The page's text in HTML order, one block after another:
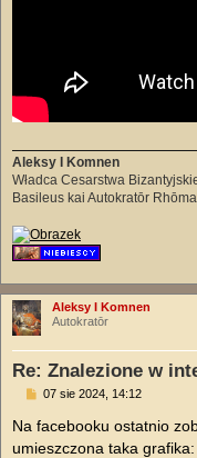
Aleksy I Komnen
Władca Cesarstwa
Basileus kai Autokratōr
Aleksy I Komnen
Autokratōr
Re: Znalezione w
P
s
t
07 sie 2024, 14:12
Na facebooku ostatnio
umieszczona taka grafika: